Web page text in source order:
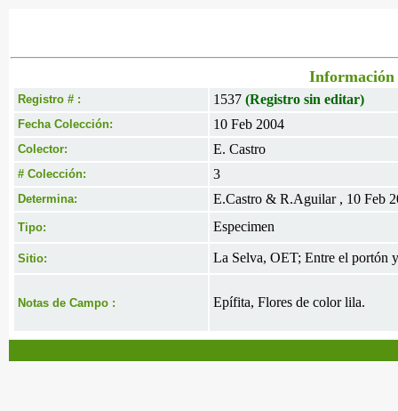
Información
Registro # : 1537 (Registro sin editar)
Fecha Colección: 10 Feb 2004
Colector: E. Castro
# Colección: 3
Determina: E.Castro & R.Aguilar , 10 Feb
Tipo: Especimen
Sitio: La Selva, OET; Entre el portón
Notas de Campo : Epífita, Flores de color lila.